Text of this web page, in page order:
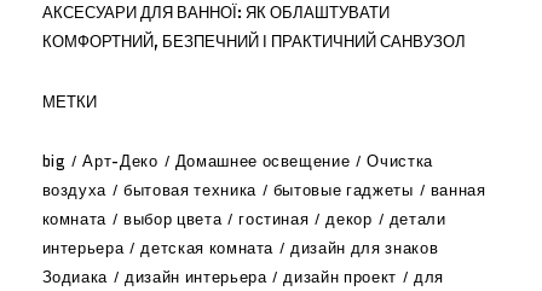
АКСЕСУАРИ ДЛЯ ВАННОЇ: ЯК ОБЛАШТУВАТИ
КОМФОРТНИЙ, БЕЗПЕЧНИЙ І ПРАКТИЧНИЙ САНВУЗОЛ
МЕТКИ
big Арт-Деко Домашнее освещение
Очистка
воздуха
бытовая техника бытовые гаджеты
ванная
комната
выбор цвета гостиная декор
детали
интерьера
детская комната
дизайн для знаков
Зодиака
дизайн интерьера дизайн проект
для